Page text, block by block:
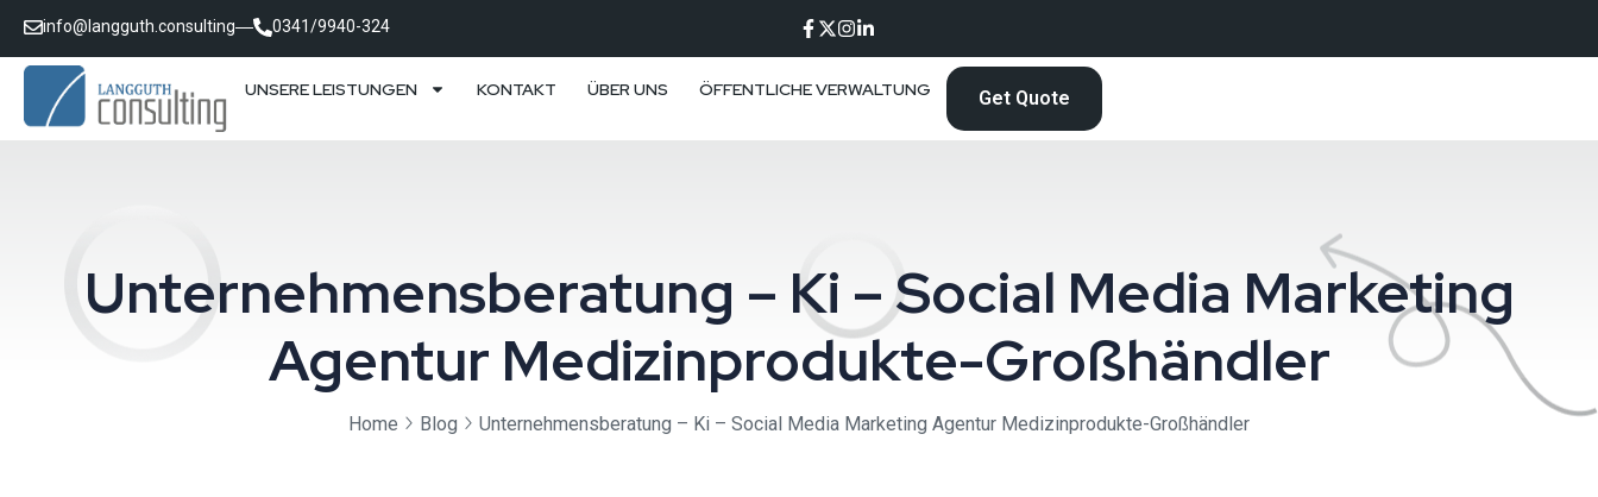
info@langguth.consulting 0341/9940-324
UNSERE LEISTUNGEN KONTAKT ÜBER UNS ÖFFENTLICHE VERWALTUNG Get Quote
Unternehmensberatung – Ki – Social Media Marketing
Agentur Medizinprodukte-Großhändler
Home Blog Unternehmensberatung – Ki – Social Media Marketing Agentur Medizinprodukte-Großhändler